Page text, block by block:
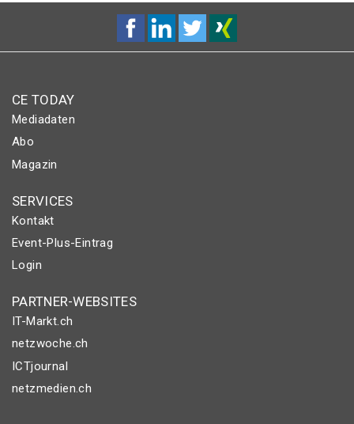
CE TODAY
Mediadaten
Abo
Magazin
SERVICES
Kontakt
Event-Plus-Eintrag
Login
PARTNER-WEBSITES
IT-Markt.ch
netzwoche.ch
ICTjournal
netzmedien.ch